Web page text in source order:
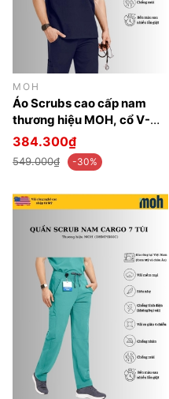
MOH
Áo Scrubs cao cấp nam
thương hiệu MOH, cổ V-
neck, 2 túi, chất vải và
form chuẩn Mỹ (MTS102)
384.300₫
549.000₫ -30%